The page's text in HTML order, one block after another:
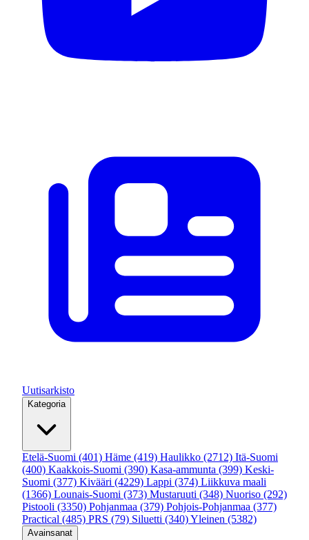
Uutisarkisto
Kategoria
Etelä-Suomi (401) Häme (419) Haulikko (2712) Itä-Suomi
(400) Kaakkois-Suomi (390) Kasa-ammunta (399) Keski-
Suomi (377) Kivääri (4229) Lappi (374) Liikkuva maali
(1366) Lounais-Suomi (373) Mustaruuti (348) Nuoriso (292)
Pistooli (3350) Pohjanmaa (379) Pohjois-Pohjanmaa (377)
Practical (485) PRS (79) Siluetti (340)Yleinen (5382)
Avainsanat